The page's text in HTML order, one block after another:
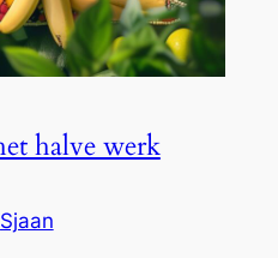
halve werk
Sjaan